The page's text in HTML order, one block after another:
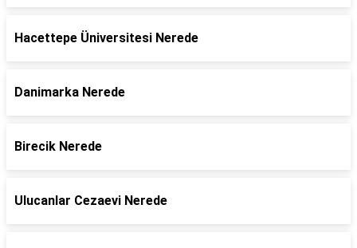
Hacettepe Üniversitesi Nerede
Danimarka Nerede
Birecik Nerede
Ulucanlar Cezaevi Nerede